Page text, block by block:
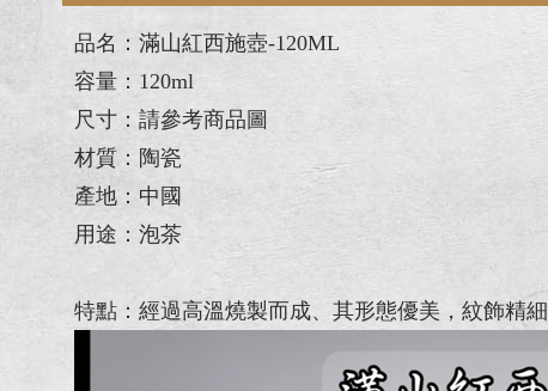
品名：滿山紅西施壺-120ML
容量：120ml
尺寸：請參考商品圖
材質：陶瓷
產地：中國
用途：泡茶
特點：經過高溫燒製而成、其形態優美，紋飾精細